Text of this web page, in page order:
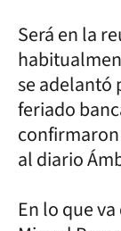
Será en la
se adelantó
feriado
al diario
En lo que